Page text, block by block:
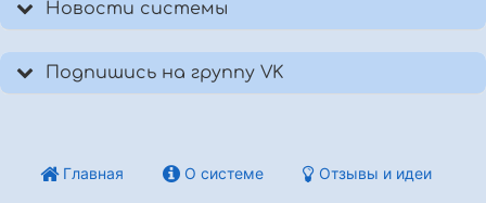
Новости системы
Подпишись на группу VK
Главная О системе Отзывы и идеи